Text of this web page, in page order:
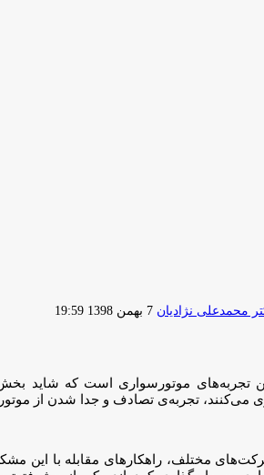
محمدعلی نژادیان ارسال
7 بهمن 1398 19:59
تجربه‌های موتورسواری است که شاید
می‌کنند، تجربه‌ی تصادف و جدا شدن از